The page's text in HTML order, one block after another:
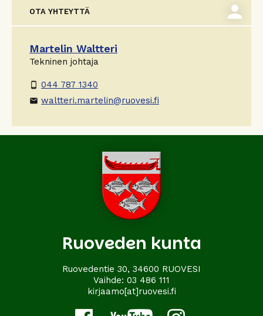
OTA YHTEYTTÄ person
Martelin Waltteri
Tekninen johtaja
phone_android 044 787 1340
email waltteri.martelin@ruovesi.fi
Ruoveden kunta
Ruovedentie 30, 34600 RUOVESI
Vaihde: 03 486 111
kirjaamo[at]ruovesi.fi